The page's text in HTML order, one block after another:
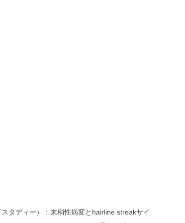
タディー）：末梢性病変とhairline streakサイ